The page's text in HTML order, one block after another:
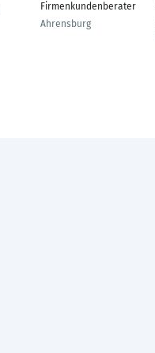
Firmenkundenberater
Ahrensburg